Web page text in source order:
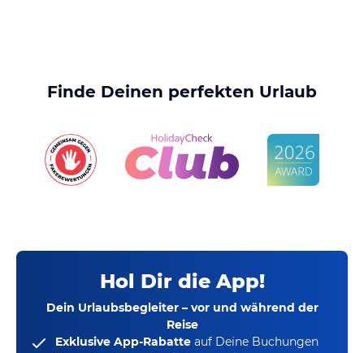
Finde Deinen perfekten Urlaub
Hol Dir die App!
Dein Urlaubsbegleiter – vor und während der
Reise
Exklusive App-Rabatte auf Deine Buchungen